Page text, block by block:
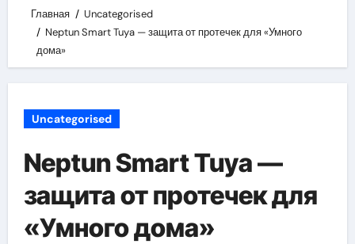
Главная
Uncategorised
Neptun Smart Tuya — защита от протечек для «Умного
дома»
Uncategorised
Neptun Smart Tuya —
защита от протечек для
«Умного дома»